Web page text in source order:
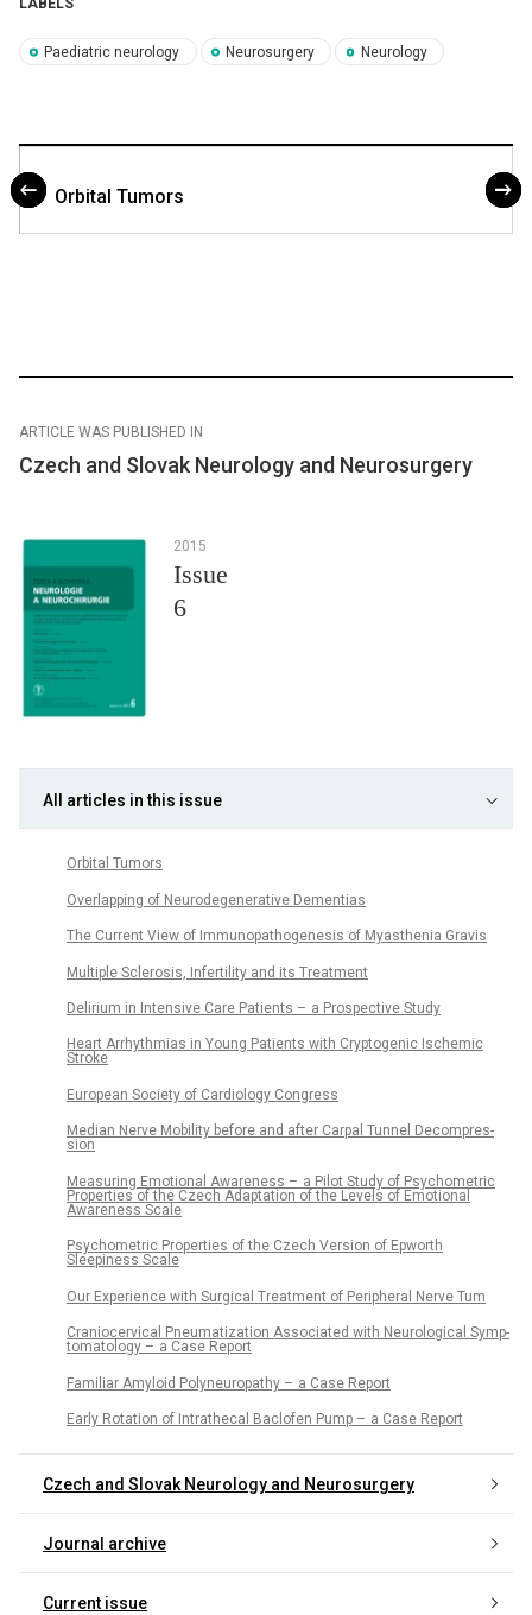
LABELS
Paediatric neurology Neurosurgery Neurology
Orbital Tumors
ARTICLE WAS PUBLISHED IN
Czech and Slovak Neurology and Neurosurgery
2015
Issue
6
All articles in this issue
Orbital Tumors
Overlapping of Neurodegenerative Dementias
The Cur­rent View of Im­munopathogenesis of Myasthenia Gravis
Multiple Sclerosis, Infertility and its Treatment
Delirium in Intensive Care Patients – a Prospective Study
Heart Ar­rhythmias in Young Patients with Cryptogenic Ischemic
Stroke
European Society of Cardiology Congress
Median Nerve Mobility before and after Carpal Tun­nel Decompres­
sion
Measur­ing Emotional Awarenes­s – a Pilot Study of Psychometric
Properties of the Czech Adaptation of the Levels of Emotional
Awareness Scale
Psychometric Properties of the Czech Version of Epworth
Sleepiness Scale
Our Experience with Surgical Treatment of Peripheral Nerve Tum
Craniocervical Pneumatization As­sociated with Neurological Symp­
tomatology – a Case Report
Familiar Amyloid Polyneuropathy – a Case Report
Early Rotation of Intrathecal Baclofen Pump – a Case Report
Czech and Slovak Neurology and Neurosurgery
Journal archive
Current issue